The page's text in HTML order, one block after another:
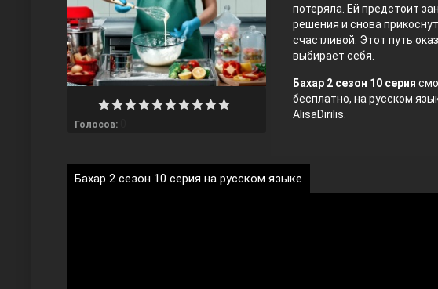
Любовь напрокат
потеряла. Ей предстоит
решения и снова
счастливой. Этот путь
выбирает себя.
Бахар 2 сезон 10 серия
бесплатно, на русском
AlisaDirilis.
Голосов:
Бахар 2 сезон 10 серия на русском языке